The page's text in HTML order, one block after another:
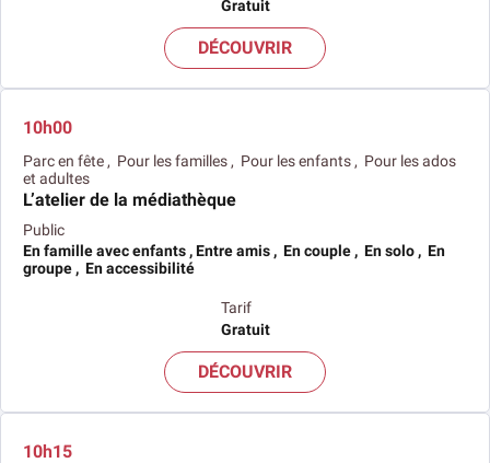
Gratuit
DÉCOUVRIR
10h00
Parc en fête , Pour les familles , Pour les enfants , Pour les ados
et adultes
L’atelier de la médiathèque
Public
En famille avec enfants , Entre amis , En couple , En solo , En
groupe , En accessibilité
Tarif
Gratuit
DÉCOUVRIR
10h15